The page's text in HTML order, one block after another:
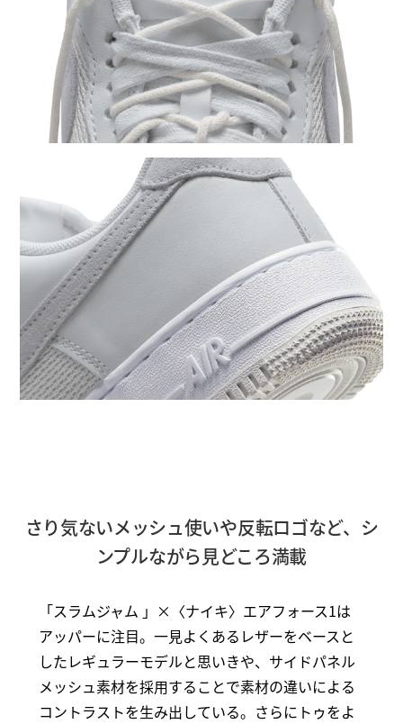
さり気ないメッシュ使いや反転ロゴなど、シ
ンプルながら見どころ満載
「スラムジャム 」×〈ナイキ〉エアフォース1は
アッパーに注目。一見よくあるレザーをベースと
したレギュラーモデルと思いきや、サイドパネル
メッシュ素材を採用することで素材の違いによる
コントラストを生み出している。さらにトゥをよ